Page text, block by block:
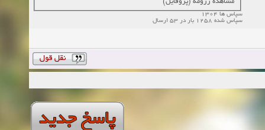
مشاهده رزومه (پروفایل)
سپاس ها 1304
سپاس شده 1258 بار در 53 ارسال